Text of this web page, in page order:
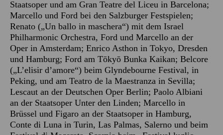
Staatsoper und am Gran Teatre del Liceu in Barcelona;
Marcello und Ford bei den Salzburger Festspielen;
Renato („Un ballo in maschera“) mit dem Israel
Philharmonic Orchestra, Ford und Marcello an der
Oper in Amsterdam; Enrico Asthon in Tokyo, Dresden
und Hamburg; Ford am Tōkyō Bunka Kaikan; Belcore
(„L’elisir d’amore“) beim Glyndebourne Festival, in
Peking, und am Teatro de la Maestranza in Sevilla;
Lescaut an der Deutschen Oper Berlin; Paolo Albiani
an der Staatsoper Unter den Linden; Marcello in
Brüssel und Figaro an der Staatsoper in Hamburg,
Conte di Luna in Turin, Las Palmas, Salerno und beim